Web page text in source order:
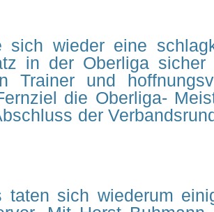
sich wieder eine
in der Oberliga
Trainer und
die Oberliga-
der
taten sich wiederum